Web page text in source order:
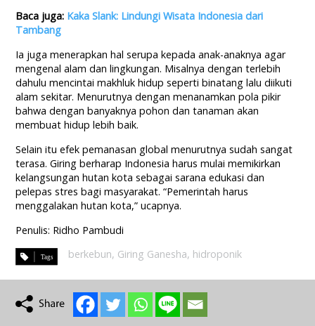
Baca juga: Kaka Slank: Lindungi Wisata Indonesia dari
Tambang
Ia juga menerapkan hal serupa kepada anak-anaknya agar
mengenal alam dan lingkungan. Misalnya dengan terlebih
dahulu mencintai makhluk hidup seperti binatang lalu diikuti
alam sekitar. Menurutnya dengan menanamkan pola pikir
bahwa dengan banyaknya pohon dan tanaman akan
membuat hidup lebih baik.
Selain itu efek pemanasan global menurutnya sudah sangat
terasa. Giring berharap Indonesia harus mulai memikirkan
kelangsungan hutan kota sebagai sarana edukasi dan
pelepas stres bagi masyarakat. “Pemerintah harus
menggalakan hutan kota,” ucapnya.
Penulis: Ridho Pambudi
berkebun, Giring Ganesha, hidroponik